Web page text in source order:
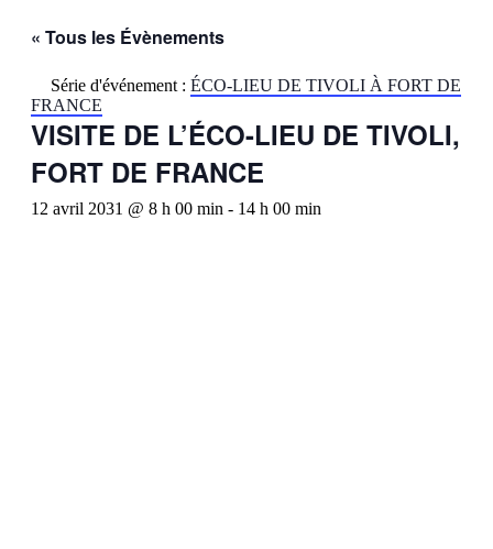
« Tous les Évènements
Série d'événement : ÉCO-LIEU DE TIVOLI À FORT DE
FRANCE
VISITE DE L’ÉCO-LIEU DE TIVOLI,
FORT DE FRANCE
12 avril 2031 @ 8 h 00 min - 14 h 00 min